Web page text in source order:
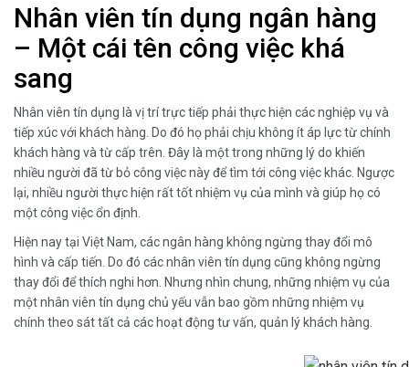
Nhân viên tín dụng ngân hàng
– Một cái tên công việc khá
sang
Nhân viên tín dụng là vị trí trực tiếp phải thực hiện các nghiệp vụ và
tiếp xúc với khách hàng. Do đó họ phải chịu không ít áp lực từ chính
khách hàng và từ cấp trên. Đây là một trong những lý do khiến
nhiều người đã từ bỏ công việc này để tìm tới công việc khác. Ngược
lại, nhiều người thực hiện rất tốt nhiệm vụ của mình và giúp họ có
một công việc ổn định.
Hiện nay tại Việt Nam, các ngân hàng không ngừng thay đổi mô
hình và cấp tiến. Do đó các nhân viên tín dụng cũng không ngừng
thay đổi để thích nghi hơn. Nhưng nhìn chung, những nhiệm vụ của
một nhân viên tín dụng chủ yếu vẫn bao gồm những nhiệm vụ
chính theo sát tất cả các hoạt động tư vấn, quản lý khách hàng.